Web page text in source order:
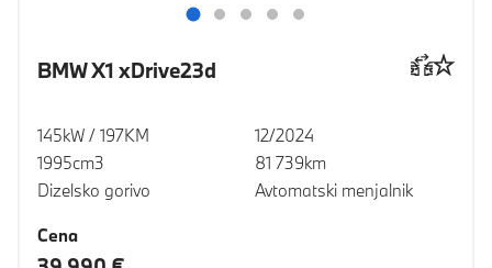
BMW X1 xDrive23d
145kW / 197KM
1995cm3
Dizelsko gorivo
12/2024
81 739km
Avtomatski menjalnik
Cena